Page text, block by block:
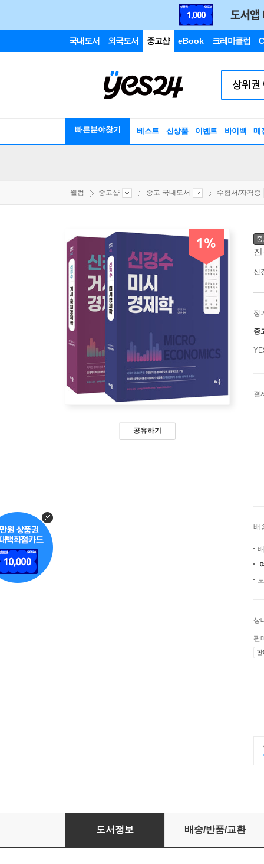
국내도서 외국도서 중고샵 eBook 크레마클럽
빠른분야찾기 베스트 신상품 이벤트 바이백 매
웰컴 중고샵 중고 국내도서 수험서/자격증
1%
공유하기
신
정
중
결
배
상
판
판
신경수 미시/거시·국제 경제학 세트
도서정보 배송/반품/교환